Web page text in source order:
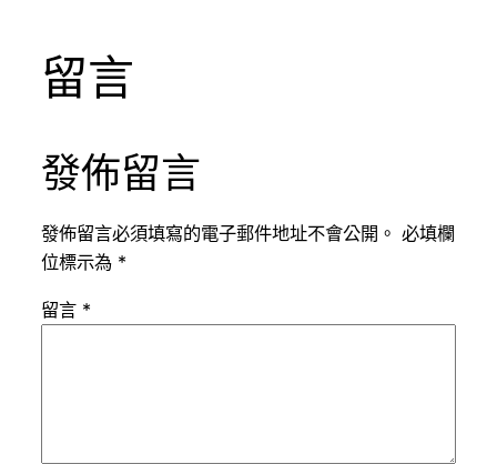
留言
發佈留言
發佈留言必須填寫的電子郵件地址不會公開。 必填欄
位標示為 *
留言 *